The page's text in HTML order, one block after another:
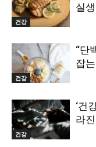
건강
실
건강
“단
잡
건강
‘건
라